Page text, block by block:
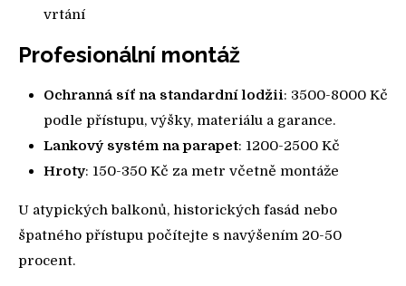
vrtání
Profesionální montáž
Ochranná síť na standardní lodžii: 3500-8000 Kč
podle přístupu, výšky, materiálu a garance.
Lankový systém na parapet: 1200-2500 Kč
Hroty: 150-350 Kč za metr včetně montáže
U atypických balkonů, historických fasád nebo
špatného přístupu počítejte s navýšením 20-50
procent.